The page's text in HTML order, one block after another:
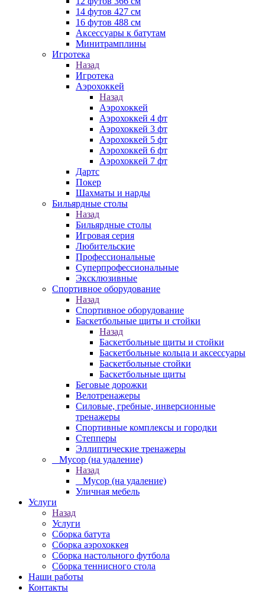
14 футов 427 см
16 футов 488 см
Аксессуары к батутам
Минитрамплины
Игротека
Назад
Игротека
Аэрохоккей
Назад
Аэрохоккей
Аэрохоккей 4 фт
Аэрохоккей 3 фт
Аэрохоккей 5 фт
Аэрохоккей 6 фт
Аэрохоккей 7 фт
Дартс
Покер
Шахматы и нарды
Бильярдные столы
Назад
Бильярдные столы
Игровая серия
Любительские
Профессиональные
Суперпрофессиональные
Эксклюзивные
Спортивное оборудование
Назад
Спортивное оборудование
Баскетбольные щиты и стойки
Назад
Баскетбольные щиты и стойки
Баскетбольные кольца и аксессуары
Баскетбольные стойки
Баскетбольные щиты
Беговые дорожки
Велотренажеры
Силовые, гребные, инверсионные
тренажеры
Спортивные комплексы и городки
Степперы
Эллиптические тренажеры
_ Мусор (на удаление)
Назад
_ Мусор (на удаление)
Уличная мебель
Услуги
Назад
Услуги
Сборка батута
Сборка аэрохоккея
Сборка настольного футбола
Сборка теннисного стола
Наши работы
Контакты